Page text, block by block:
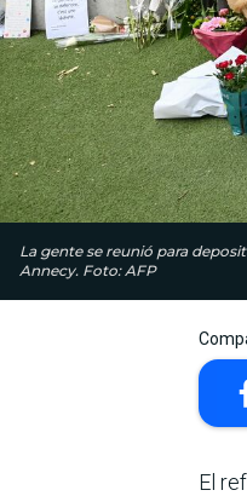
La gente se reunió para
Annecy. Foto: AFP
El